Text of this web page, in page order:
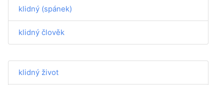
klidný (spánek)
klidný člověk
klidný život